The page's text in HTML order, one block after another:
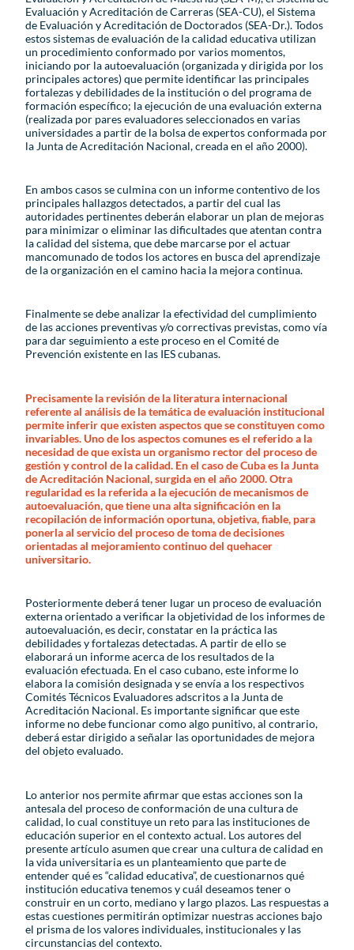
Evaluación y Acreditación de Carreras (SEA-CU), el Sistema
de Evaluación y Acreditación de Doctorados (SEA-Dr.). Todos
estos sistemas de evaluación de la calidad educativa utilizan
un procedimiento conformado por varios momentos,
iniciando por la autoevaluación (organizada y dirigida por los
principales actores) que permite identificar las principales
fortalezas y debilidades de la institución o del programa de
formación específico; la ejecución de una evaluación externa
(realizada por pares evaluadores seleccionados en varias
universidades a partir de la bolsa de expertos conformada por
la Junta de Acreditación Nacional, creada en el año 2000).
En ambos casos se culmina con un informe contentivo de los
principales hallazgos detectados, a partir del cual las
autoridades pertinentes deberán elaborar un plan de mejoras
para minimizar o eliminar las dificultades que atentan contra
la calidad del sistema, que debe marcarse por el actuar
mancomunado de todos los actores en busca del aprendizaje
de la organización en el camino hacia la mejora continua.
Finalmente se debe analizar la efectividad del cumplimiento
de las acciones preventivas y/o correctivas previstas, como vía
para dar seguimiento a este proceso en el Comité de
Prevención existente en las IES cubanas.
Precisamente la revisión de la literatura internacional
referente al análisis de la temática de evaluación institucional
permite inferir que existen aspectos que se constituyen como
invariables. Uno de los aspectos comunes es el referido a la
necesidad de que exista un organismo rector del proceso de
gestión y control de la calidad. En el caso de Cuba es la Junta
de Acreditación Nacional, surgida en el año 2000. Otra
regularidad es la referida a la ejecución de mecanismos de
autoevaluación, que tiene una alta significación en la
recopilación de información oportuna, objetiva, fiable, para
ponerla al servicio del proceso de toma de decisiones
orientadas al mejoramiento continuo del quehacer
universitario.
Posteriormente deberá tener lugar un proceso de evaluación
externa orientado a verificar la objetividad de los informes de
autoevaluación, es decir, constatar en la práctica las
debilidades y fortalezas detectadas. A partir de ello se
elaborará un informe acerca de los resultados de la
evaluación efectuada. En el caso cubano, este informe lo
elabora la comisión designada y se envía a los respectivos
Comités Técnicos Evaluadores adscritos a la Junta de
Acreditación Nacional. Es importante significar que este
informe no debe funcionar como algo punitivo, al contrario,
deberá estar dirigido a señalar las oportunidades de mejora
del objeto evaluado.
Lo anterior nos permite afirmar que estas acciones son la
antesala del proceso de conformación de una cultura de
calidad, lo cual constituye un reto para las instituciones de
educación superior en el contexto actual. Los autores del
presente artículo asumen que crear una cultura de calidad en
la vida universitaria es un planteamiento que parte de
entender qué es “calidad educativa”, de cuestionarnos qué
institución educativa tenemos y cuál deseamos tener o
construir en un corto, mediano y largo plazos. Las respuestas a
estas cuestiones permitirán optimizar nuestras acciones bajo
el prisma de los valores individuales, institucionales y las
circunstancias del contexto.